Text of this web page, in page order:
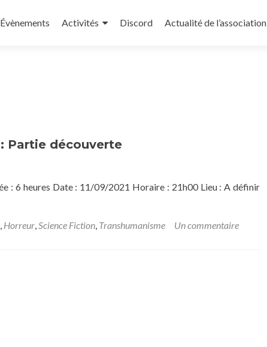
Évènements Activités Discord Actualité de l’association
Partie découverte
: 6 heures Date : 11/09/2021 Horaire : 21h00 Lieu : A définir
, Horreur,Science Fiction, Transhumanisme Un commentaire